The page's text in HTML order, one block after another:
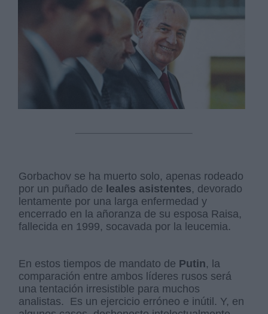
Gorbachov se ha muerto solo, apenas rodeado
por un puñado de leales asistentes, devorado
lentamente por una larga enfermedad y
encerrado en la añoranza de su esposa Raisa,
fallecida en 1999, socavada por la leucemia.
En estos tiempos de mandato de Putin, la
comparación entre ambos líderes rusos será
una tentación irresistible para muchos
analistas. Es un ejercicio erróneo e inútil. Y, en